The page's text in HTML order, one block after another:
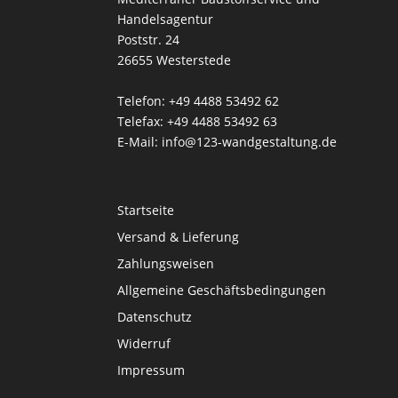
Handelsagentur
Poststr. 24
26655 Westerstede
Telefon: +49 4488 53492 62
Telefax: +49 4488 53492 63
E-Mail: info@123-wandgestaltung.de
Startseite
Versand & Lieferung
Zahlungsweisen
Allgemeine Geschäftsbedingungen
Datenschutz
Widerruf
Impressum